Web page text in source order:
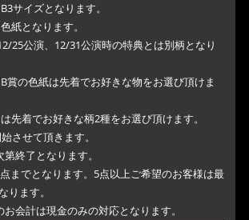
サイズとなります。
紙となります。
25公演、12/31公演時の特典とは別柄となり
賞の色紙は先着でお好きな物をお選び頂けま
先着でお好きな柄2種をお選び頂けます。
させて頂きます。
終了となります。
までとなります。5点以上ご希望のお客様は最
ります。
会計は現金のみの対応となります。